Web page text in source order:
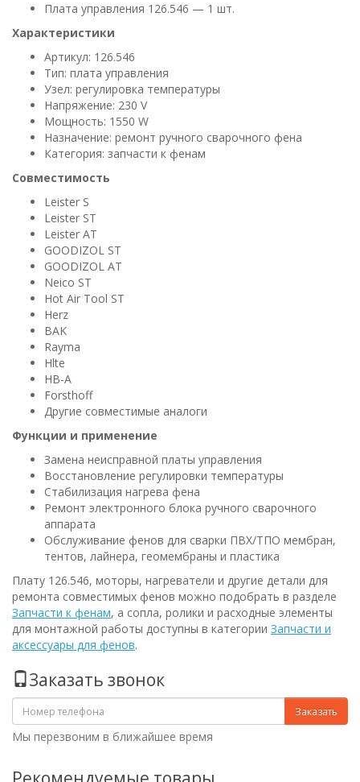
Плата управления 126.546 — 1 шт.
Характеристики
Артикул: 126.546
Тип: плата управления
Узел: регулировка температуры
Напряжение: 230 V
Мощность: 1550 W
Назначение: ремонт ручного сварочного фена
Категория: запчасти к фенам
Совместимость
Leister S
Leister ST
Leister AT
GOODIZOL ST
GOODIZOL AT
Neico ST
Hot Air Tool ST
Herz
BAK
Rayma
Hlte
HB-A
Forsthoff
Другие совместимые аналоги
Функции и применение
Замена неисправной платы управления
Восстановление регулировки температуры
Стабилизация нагрева фена
Ремонт электронного блока ручного сварочного
аппарата
Обслуживание фенов для сварки ПВХ/ТПО мембран,
тентов, лайнера, геомембраны и пластика
Плату 126.546, моторы, нагреватели и другие детали для
ремонта совместимых фенов можно подобрать в разделе
Запчасти к фенам, а сопла, ролики и расходные элементы
для монтажной работы доступны в категории Запчасти и
аксессуары для фенов.
Заказать звонок
Заказать
Мы перезвоним в ближайшее время